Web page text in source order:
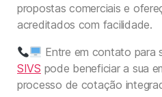
propostas comerciais e
acreditados com facilidade.
Entre em contato para
SIVS pode beneficiar a sua
processo de cotação